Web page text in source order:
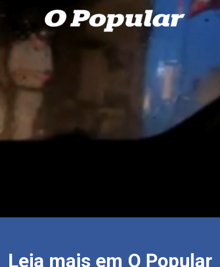
Leia mais em O Popular